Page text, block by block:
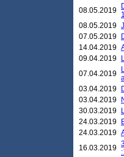
08.05.2019
08.05.2019
07.05.2019
14.04.2019
09.04.2019
07.04.2019
03.04.2019
03.04.2019
30.03.2019
24.03.2019
24.03.2019
16.03.2019